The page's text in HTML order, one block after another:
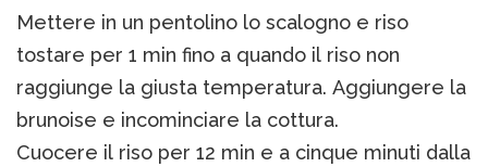
Mettere in un pentolino lo scalogno e riso
tostare per 1 min fino a quando il riso non
raggiunge la giusta temperatura. Aggiungere la
brunoise e incominciare la cottura.
Cuocere il riso per 12 min e a cinque minuti dalla